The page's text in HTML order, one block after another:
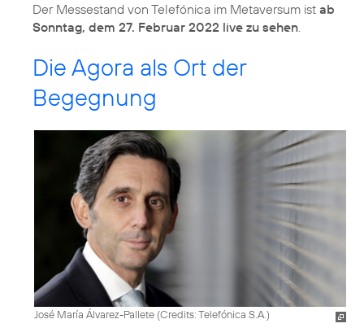
Der Messestand von Telefónica im Metaversum ist ab
Sonntag, dem 27. Februar 2022 live zu sehen.
Die Agora als Ort der
Begegnung
José María Álvarez-Pallete (Credits: Telefónica S.A.)